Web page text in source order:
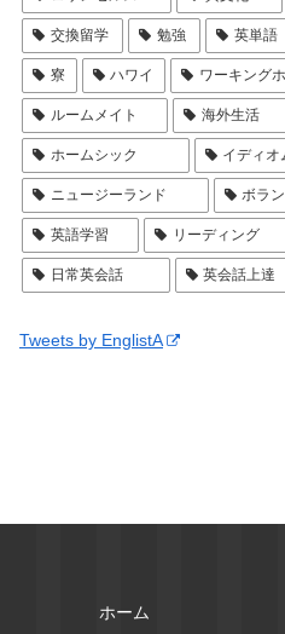
交換留学 勉強 英単語
寮 ハワイ ワーキング
ルームメイト 海外生活
ホームシック イディオ
ニュージーランド ボラ
英語学習 リーディング
日常英会話 英会話上達
Tweets by EnglistA
ホーム